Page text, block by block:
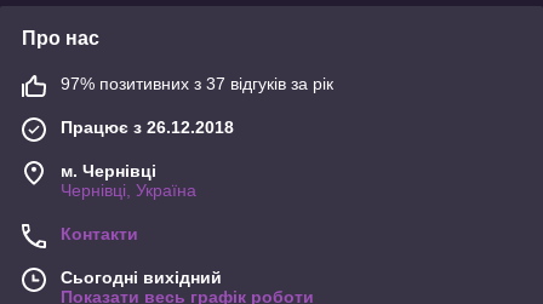
Про нас
97% позитивних з 37 відгуків за рік
Працює з 26.12.2018
м. Чернівці
Чернівці, Україна
Контакти
Сьогодні вихідний
Показати весь графік роботи